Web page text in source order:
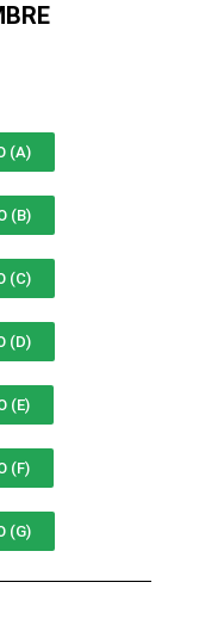
(A)
(B)
(C)
(D)
(E)
(F)
(G)